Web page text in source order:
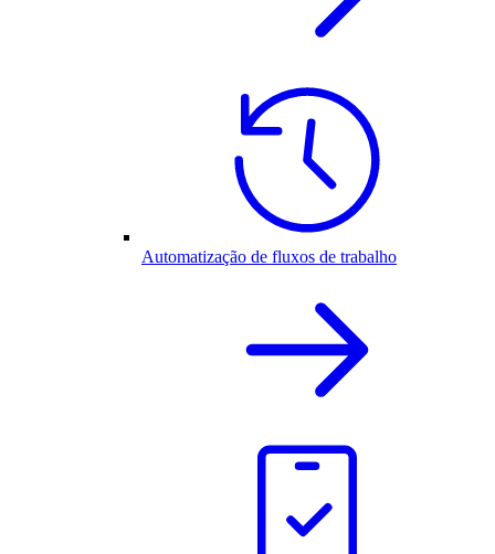
Automatização de fluxos de trabalho